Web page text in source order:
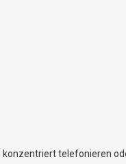
telefonieren